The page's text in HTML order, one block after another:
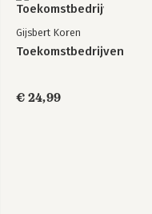
Gijsbert Koren
Toekomstbedrijven
€ 24,99